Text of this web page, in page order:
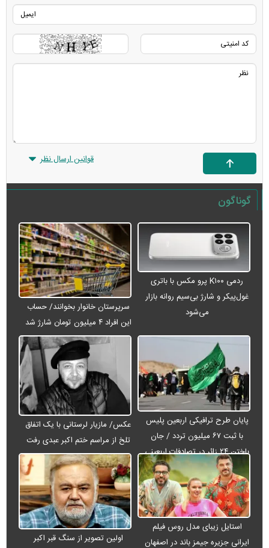
قوانین ارسال نظر
گوناگون
ردمی K۱۰۰ پرو مکس با باتری
غول‌پیکر و شارژ بی‌سیم روانه بازار
می‌شود
سرپرستان خانوار بخوانند/ حساب
این افراد ۴ میلیون تومان شارژ شد
پایان طرح ترافیکی اربعین پلیس
با ثبت ۶۷ میلیون تردد / جان
باختن ۲۴ زائر در تصادفات اربعینی
عکس/ مازیار لرستانی با یک اتفاق
تلخ از مراسم ختم اکبر عبدی رفت
استایل زیبای مدل روس فیلم
ایرانی جزیره جیمز باند در اصفهان
اولین تصویر از سنگ قبر اکبر